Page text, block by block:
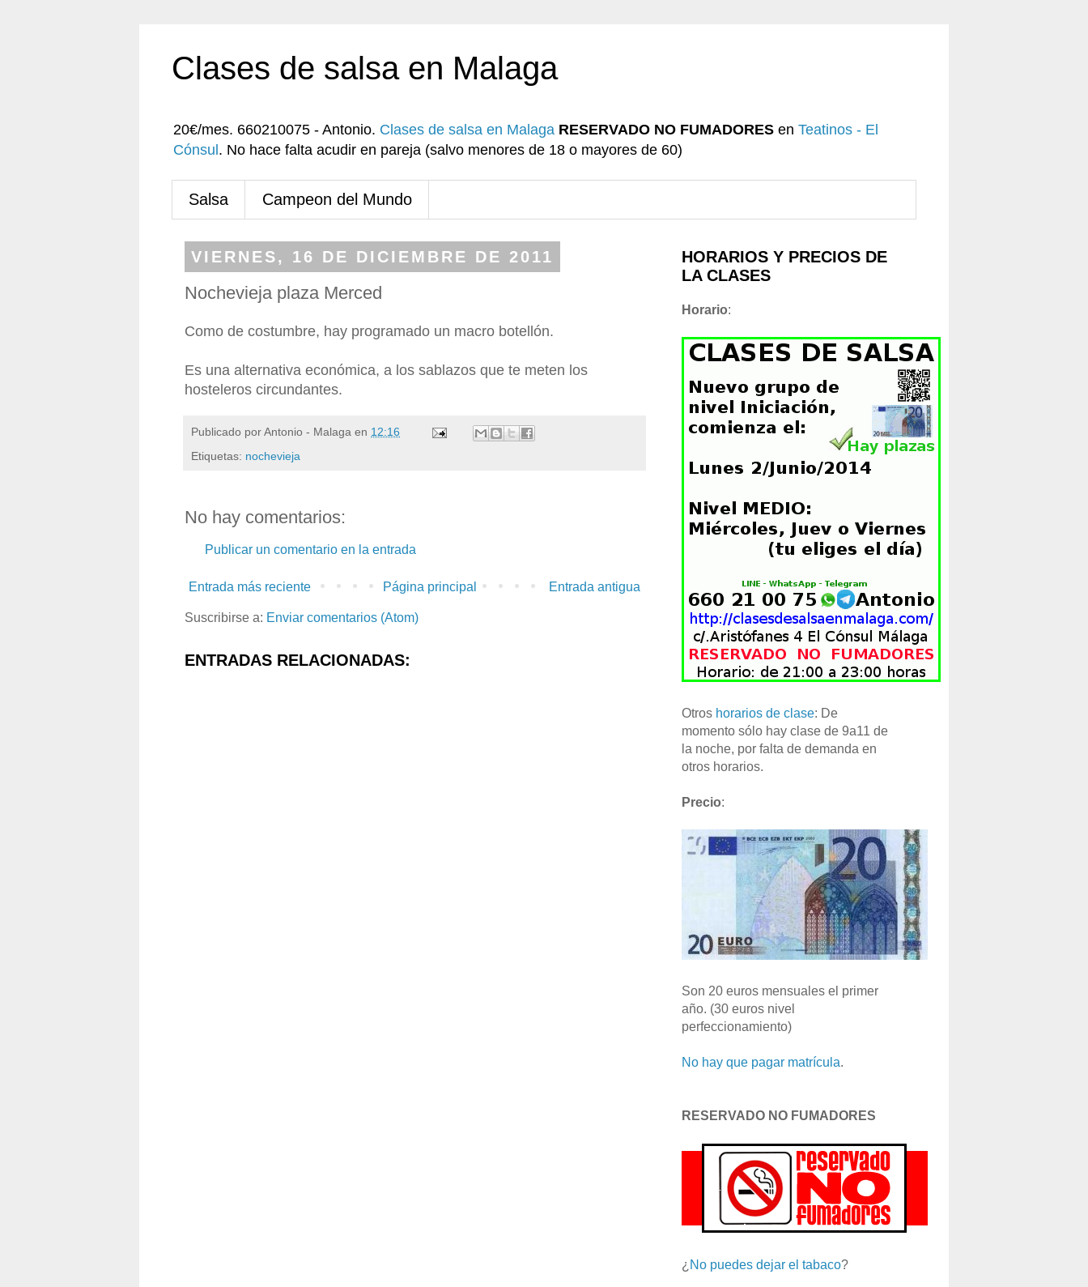
Clases de salsa en Malaga
20€/mes. 660210075 - Antonio. Clases de salsa en Malaga RESERVADO NO FUMADORES en Teatinos - El
Cónsul . No hace falta acudir en pareja (salvo menores de 18 o mayores de 60)
Salsa Campeon del Mundo
VIERNES, 16 DE DICIEMBRE DE 2011
Nochevieja plaza Merced
Como de costumbre, hay programado un macro botellón.
Es una alternativa económica, a los sablazos que te meten los
hosteleros circundantes.
Publicado porAntonio - Malaga en 12:16
Etiquetas: nochevieja
No hay comentarios:
Publicar un comentario en la entrada
Entrada más reciente Entrada antigua
Página principal
Suscribirse a: Enviar comentarios (Atom)
ENTRADAS RELACIONADAS:
HORARIOS Y PRECIOS DE
LA CLASES
Horario:
Otros horarios de clase: De
momento sólo hay clase de 9a11 de
la noche, por falta de demanda en
otros horarios.
Precio:
Son 20 euros mensuales el primer
año. (30 euros nivel
perfeccionamiento)
No hay que pagar matrícula.
RESERVADO NO FUMADORES
¿ No puedes dejar el tabaco?